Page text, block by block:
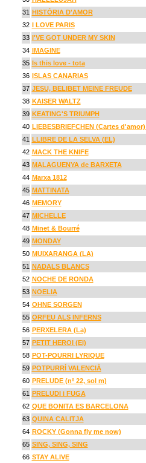
31 HISTÒRIA D'AMOR
32 I LOVE PARIS
33 I'VE GOT UNDER MY SKIN
34 IMAGINE
35 Is this love - tota
36 ISLAS CANARIAS
37 JESU, BELIBET MEINE FREUDE
38 KAISER WALTZ
39 KEATING'S TRIUMPH
40 LIEBESBRIEFCHEN (Cartes d'amor)
41 LLIBRE DE LA SELVA (EL)
42 MACK THE KNIFE
43 MALAGUENYA de BARXETA
44 Marxa 1812
45 MATTINATA
46 MEMORY
47 MICHELLE
48 Minet & Bourré
49 MONDAY
50 MUIXARANGA (LA)
51 NADALS BLANCS
52 NOCHE DE RONDA
53 NOELIA
54 OHNE SORGEN
55 ORFEU ALS INFERNS
56 PERXELERA (La)
57 PETIT HEROI (El)
58 POT-POURRI LYRIQUE
59 POTPURRÍ VALENCIÀ
60 PRELUDE (nº 22, sol m)
61 PRELUDI i FUGA
62 QUE BONITA ES BARCELONA
63 QUINA CALITJA
64 ROCKY (Gonna fly me now)
65 SING, SING, SING
66 STAY ALIVE